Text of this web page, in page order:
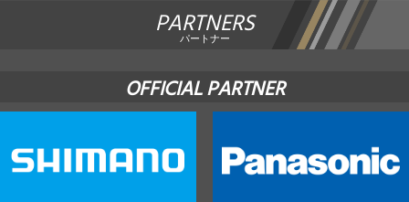
PARTNERS
パートナー
OFFICIAL PARTNER